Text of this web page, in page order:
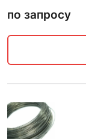
по запросу